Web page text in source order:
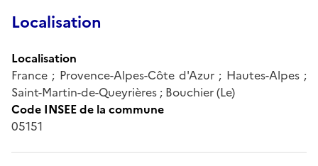
Localisation
Localisation
France ; Provence-Alpes-Côte d'Azur ; Hautes-Alpes ;
Saint-Martin-de-Queyrières ; Bouchier (Le)
Code INSEE de la commune
05151